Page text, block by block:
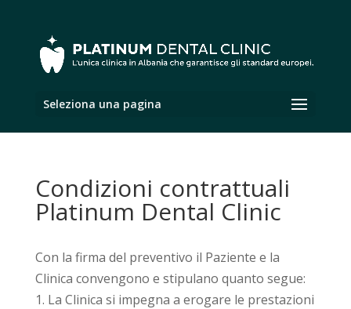
Seleziona una pagina
Condizioni contrattuali
Platinum Dental Clinic
Con la firma del preventivo il Paziente e la
Clinica convengono e stipulano quanto segue:
1. La Clinica si impegna a erogare le prestazioni